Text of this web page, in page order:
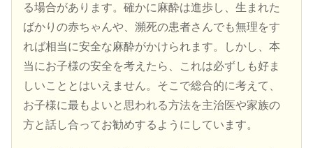
る場合があります。確かに麻酔は進歩し、生まれた
ばかりの赤ちゃんや、瀕死の患者さんでも無理をす
れば相当に安全な麻酔がかけられます。しかし、本
当にお子様の安全を考えたら、これは必ずしも好ま
しいこととはいえません。そこで総合的に考えて、
お子様に最もよいと思われる方法を主治医や家族の
方と話し合ってお勧めするようにしています。